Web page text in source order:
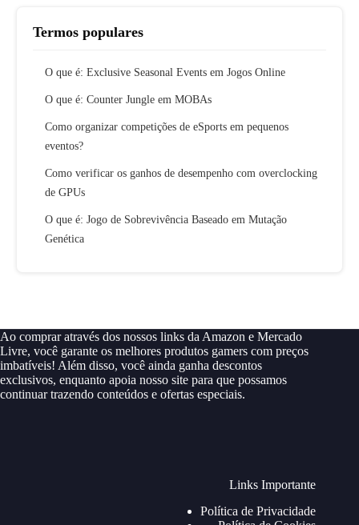
Termos populares
O que é: Exclusive Seasonal Events em Jogos Online
O que é: Counter Jungle em MOBAs
Como organizar competições de eSports em pequenos
eventos?
Como verificar os ganhos de desempenho com overclocking
de GPUs
O que é: Jogo de Sobrevivência Baseado em Mutação
Genética
Ao comprar através dos nossos links da Amazon e Mercado
Livre, você garante os melhores produtos gamers com preços
imbatíveis! Além disso, você ainda ganha descontos
exclusivos, enquanto apoia nosso site para que possamos
continuar trazendo conteúdos e ofertas especiais.
Links Importante
Política de Privacidade